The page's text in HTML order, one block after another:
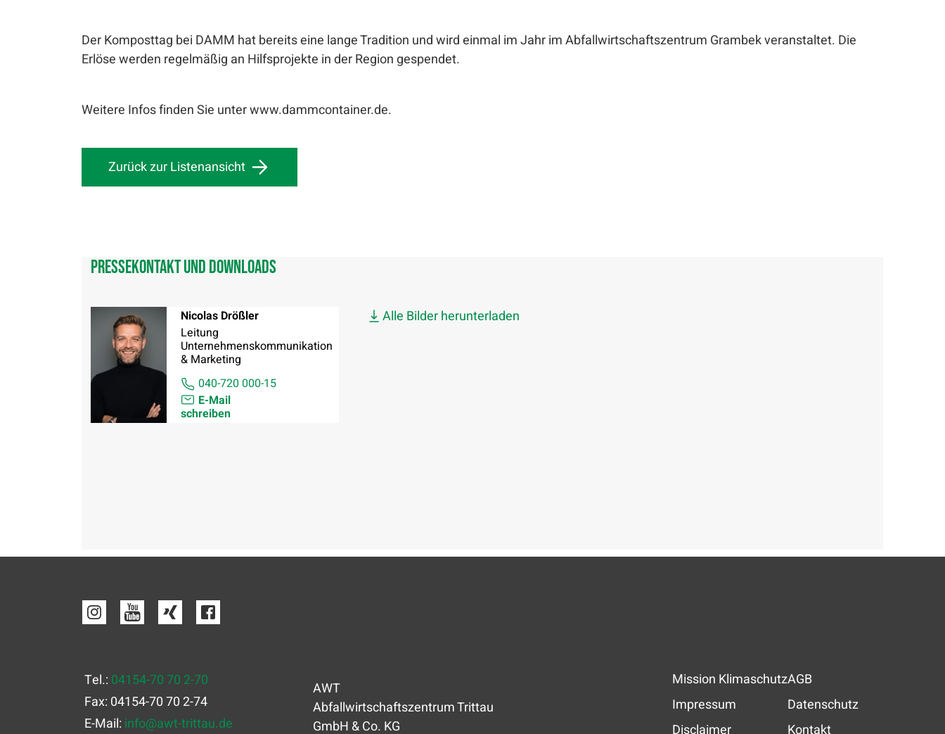
Der Komposttag bei DAMM hat bereits eine lange Tradition und wird einmal im Jahr im Abfallwirtschaftszentrum Grambek veranstaltet. Die
Erlöse werden regelmäßig an Hilfsprojekte in der Region gespendet.
Weitere Infos finden Sie unter www.dammcontainer.de.
Zurück zur Listenansicht
Pressekontakt und Downloads
Nicolas Drößler
Leitung
Unternehmenskommunikation
& Marketing
040-720 000-15
E-Mail
schreiben
Alle Bilder herunterladen
Tel.: 04154-70 70 2-70
Fax: 04154-70 70 2-74
E-Mail: info@awt-trittau.de
AWT
Abfallwirtschaftszentrum Trittau
GmbH & Co. KG
Mission Klimaschutz
Impressum
Disclaimer
AGB
Datenschutz
Kontakt